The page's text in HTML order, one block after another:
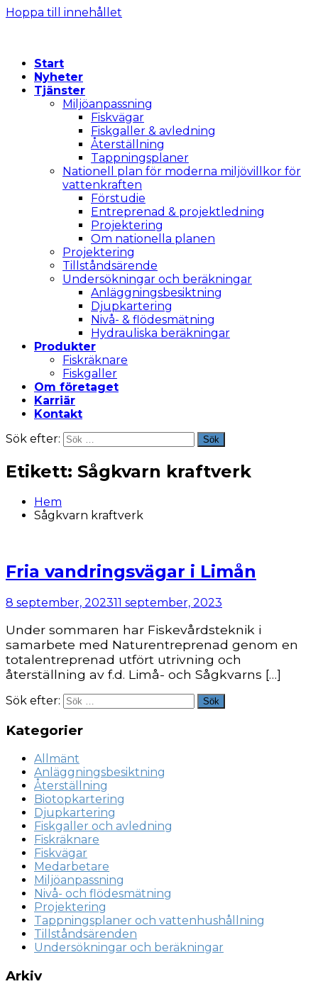
Hoppa till innehållet
Start
Nyheter
Tjänster
Miljöanpassning
Fiskvägar
Fiskgaller & avledning
Återställning
Tappningsplaner
Nationell plan för moderna miljövillkor för
vattenkraften
Förstudie
Entreprenad & projektledning
Projektering
Om nationella planen
Projektering
Tillståndsärende
Undersökningar och beräkningar
Anläggningsbesiktning
Djupkartering
Nivå- & flödesmätning
Hydrauliska beräkningar
Produkter
Fiskräknare
Fiskgaller
Om företaget
Karriär
Kontakt
Sök efter:
Sök
Etikett: Sågkvarn kraftverk
Hem
Sågkvarn kraftverk
Fria vandringsvägar i Limån
8 september, 202311 september, 2023
Under sommaren har Fiskevårdsteknik i
samarbete med Naturentreprenad genom en
totalentreprenad utfört utrivning och
återställning av f.d. Limå- och Sågkvarns […]
Sök efter: Sök
Kategorier
Allmänt
Anläggningsbesiktning
Återställning
Biotopkartering
Djupkartering
Fiskgaller och avledning
Fiskräknare
Fiskvägar
Medarbetare
Miljöanpassning
Nivå- och flödesmätning
Projektering
Tappningsplaner och vattenhushållning
Tillståndsärenden
Undersökningar och beräkningar
Arkiv